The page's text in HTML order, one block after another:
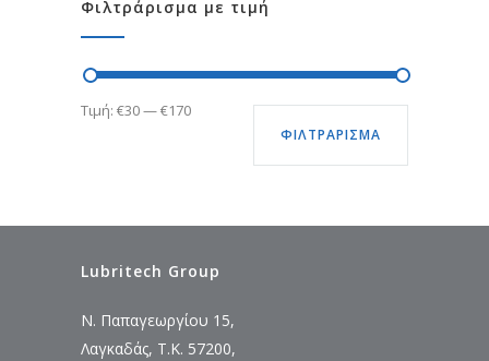
Φιλτράρισμα με τιμή
Ελάχιστη
Μέγιστη
ΦΙΛΤΡΆΡΙΣΜΑ
Τιμή: €30—€170
Lubritech Group
Ν. Παπαγεωργίου 15,
Λαγκαδάς, Τ.Κ. 57200,